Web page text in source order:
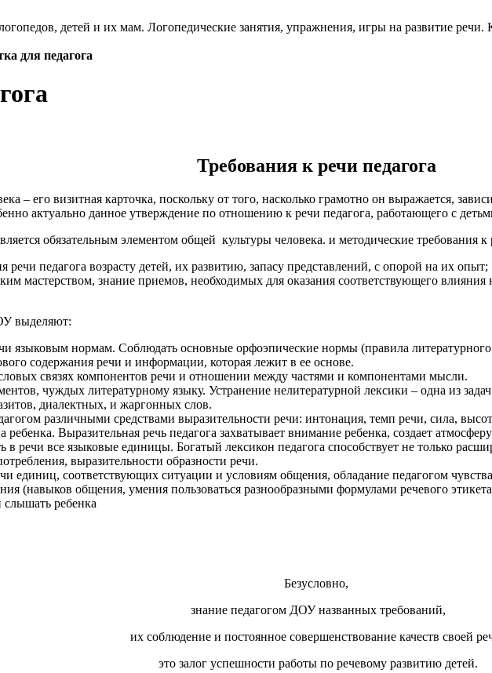
детей и их мам. Логопедические занятия, упражнения, игры на развитие речи.
для педагога
Требования к речи педагога
– его визитная карточка, поскольку от того, насколько грамотно он выражается,
актуально данное утверждение по отношению к речи педагога, работающего с
обязательным элементом общей культуры человека. и методические требования к
речи педагога возрасту детей, их развитию, запасу представлений, с опорой на их опыт;
мастерством, знание приемов, необходимых для оказания соответствующего
выделяют:
языковым нормам. Соблюдать основные орфоэпические нормы (правила
содержания речи и информации, которая лежит в ее основе.
связях компонентов речи и отношении между частями и компонентами мысли.
чуждых литературному языку. Устранение нелитературной лексики – одна из
диалектных, и жаргонных слов.
различными средствами выразительности речи: интонация, темп речи, сила,
Выразительная речь педагога захватывает внимание ребенка, создает
в речи все языковые единицы. Богатый лексикон педагога способствует не только
выразительности образности речи.
единиц, соответствующих ситуации и условиям общения, обладание педагогом
(навыков общения, умения пользоваться разнообразными формулами речевого
слышать ребенка
Безусловно,
знание педагогом ДОУ названных требований,
их соблюдение и постоянное совершенствование качеств своей
это залог успешности работы по речевому развитию детей.